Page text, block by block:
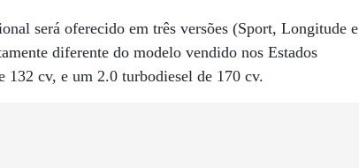
será oferecido em três versões (Sport, Longitude e
diferente do modelo vendido nos Estados
cv, e um 2.0 turbodiesel de 170 cv.